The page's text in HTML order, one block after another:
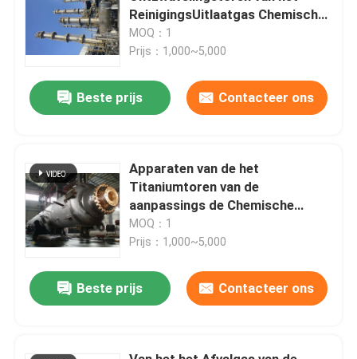
ReinigingsUitlaatgas Chemische
Anticorrosieve Toren
MOQ：1
Prijs：1,000~5,000
Beste prijs Contacteer ons
Apparaten van de het
Titaniumtoren van de
aanpassings de Chemische
Kolom Verticale Horizontale
MOQ：1
Prijs：1,000~5,000
Beste prijs Contacteer ons